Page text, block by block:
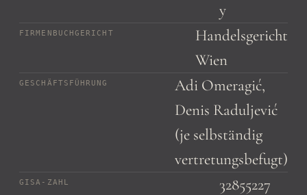
y
FIRMENBUCHGERICHT
Handelsgericht
Wien
GESCHÄFTSFÜHRUNG
Adi Omeragić,
Denis Raduljević
(je selbständig
vertretungsbefugt)
GISA-ZAHL 32855227